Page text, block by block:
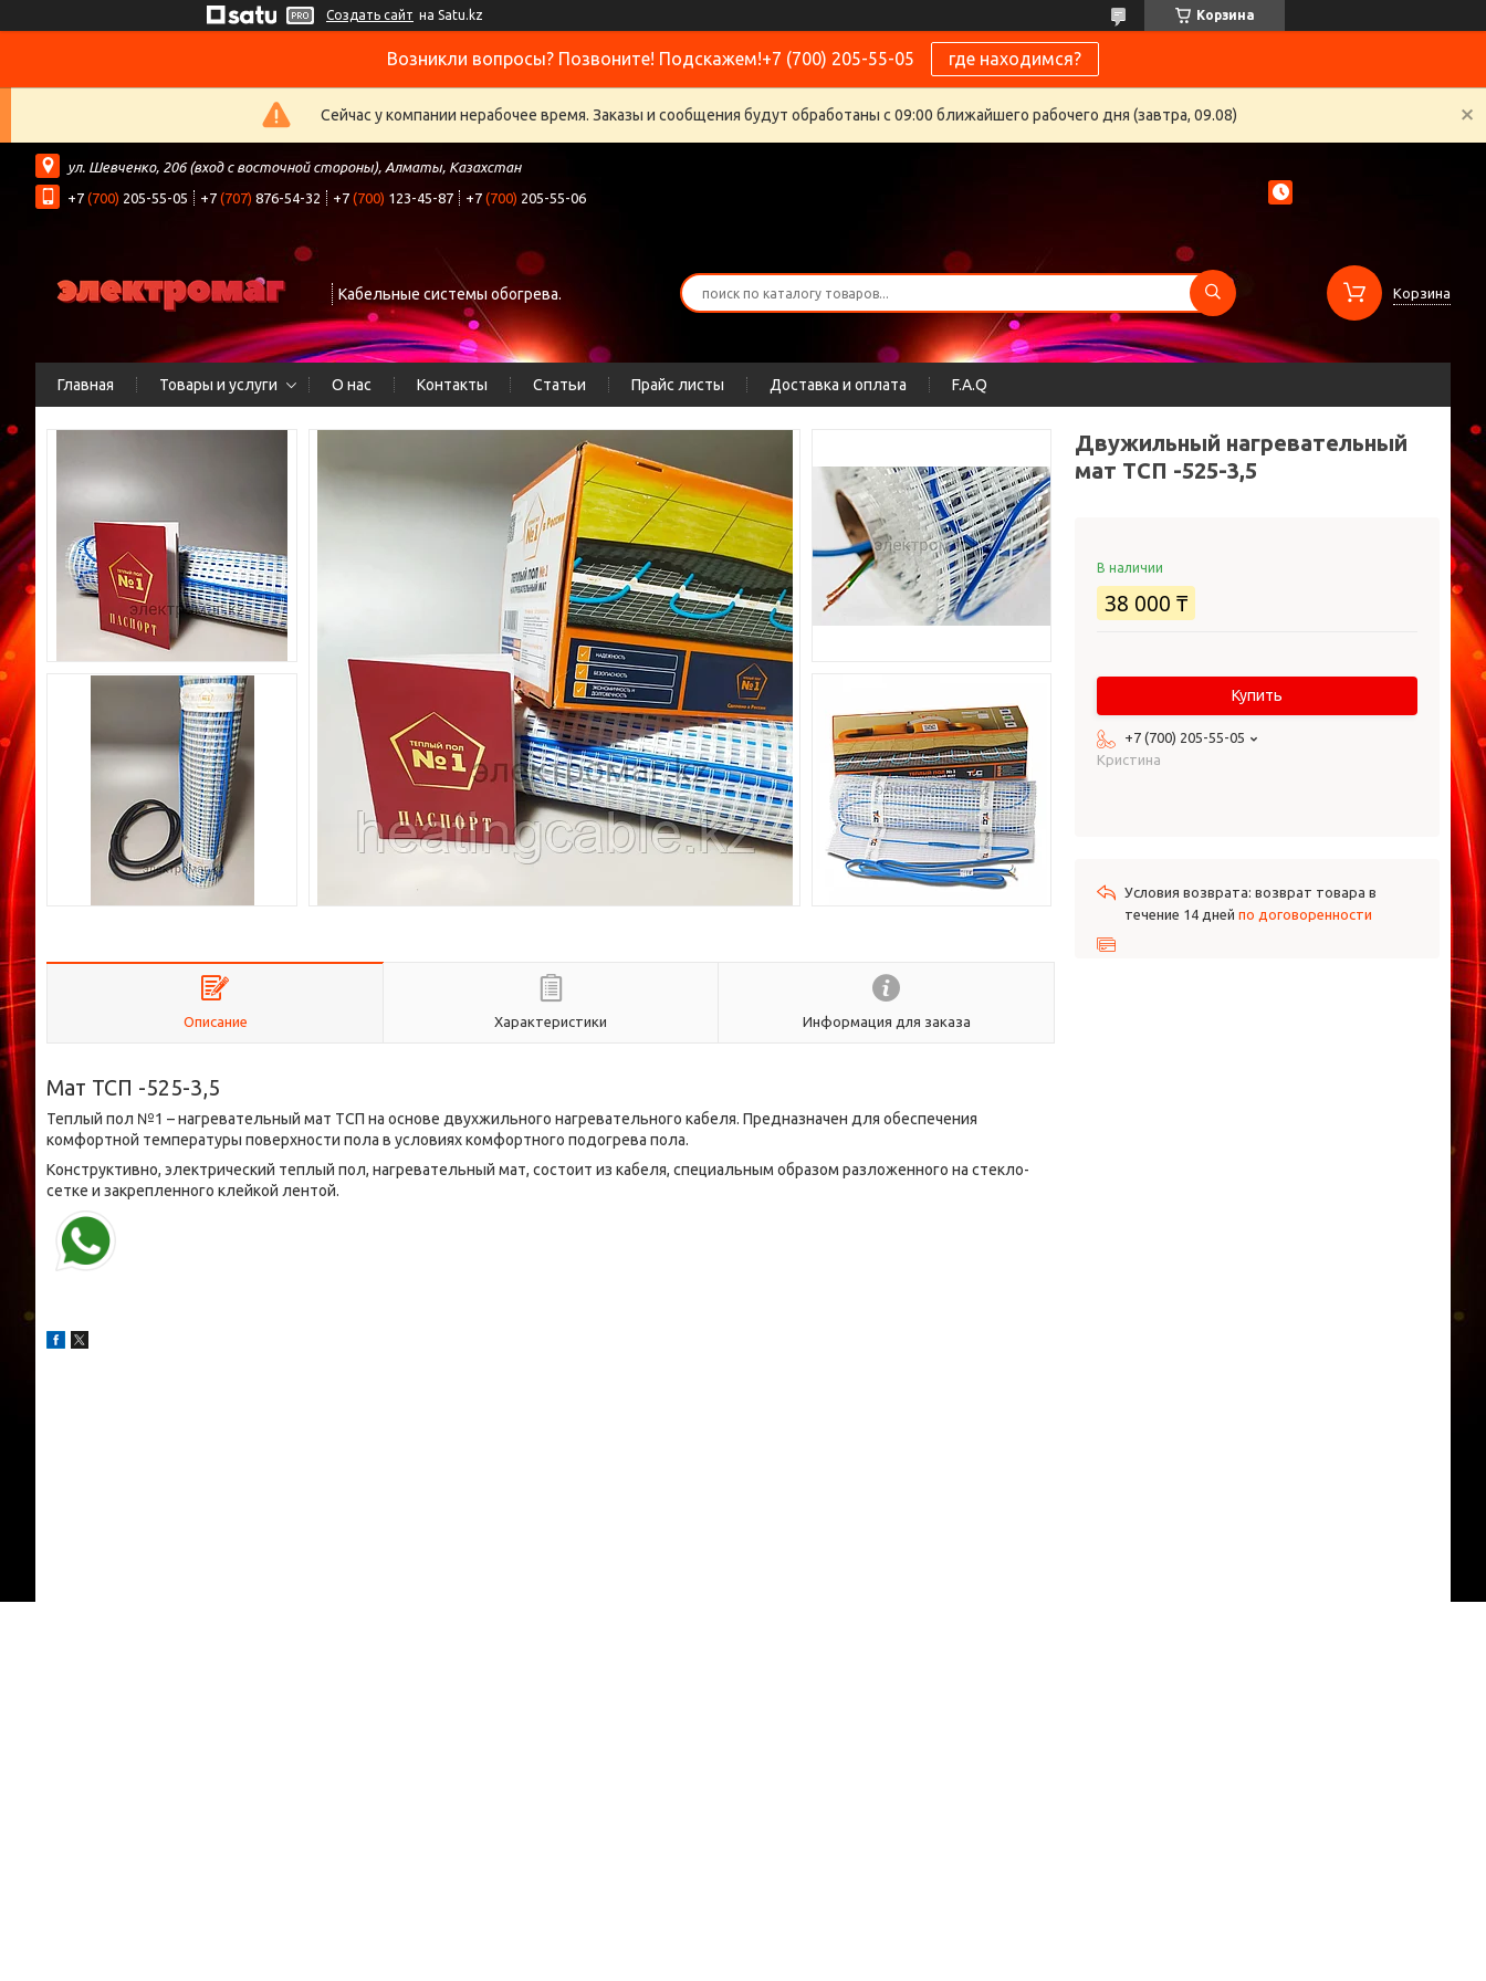
Создать сайт на Satu.kz Корзина
Возникли вопросы? Позвоните! Подскажем!+7 (700) 205-55-05 где находимся?
Сейчас у компании нерабочее время. Заказы и сообщения будут обработаны с 09:00 ближайшего рабочего дня (завтра, 09.08)
ул. Шевченко, 206 (вход с восточной стороны), Алматы, Казахстан
+7 (700) 205-55-05 +7 (707) 876-54-32 +7 (700) 123-45-87 +7 (700) 205-55-06
Кабельные системы обогрева. Корзина
Главная Товары и услуги О нас Контакты Статьи Прайс листы Доставка и оплата F.A.Q
Описание Характеристики Информация для заказа
Мат ТСП -525-3,5
Теплый пол №1 – нагревательный мат ТСП на основе двухжильного нагревательного кабеля. Предназначен для обеспечения
комфортной температуры поверхности пола в условиях комфортного подогрева пола.
Конструктивно, электрический теплый пол, нагревательный мат, состоит из кабеля, специальным образом разложенного на стекло-
сетке и закрепленного клейкой лентой.
Двужильный нагревательный
мат ТСП -525-3,5
В наличии
38 000 ₸
Купить
+7 (700) 205-55-05
Кристина
возврат товара в
течение 14 дней по договоренности